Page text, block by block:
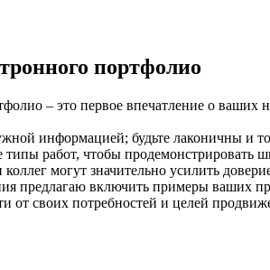
портфолио
– это первое впечатление о ваших
информацией; будьте лаконичны и
типы работ, чтобы продемонстрировать
могут значительно усилить
предлагаю включить примеры ваших
от своих потребностей и целей